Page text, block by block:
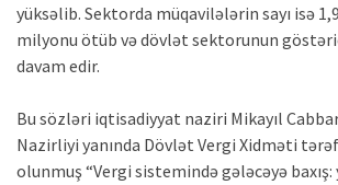
yüksəlib. Sektorda müqavilələrin sayı isə
milyonu ötüb və dövlət sektorunun
davam edir.
Bu sözləri iqtisadiyyat naziri Mikayıl
Nazirliyi yanında Dövlət Vergi Xidməti
olunmuş “Vergi sistemində gələcəyə